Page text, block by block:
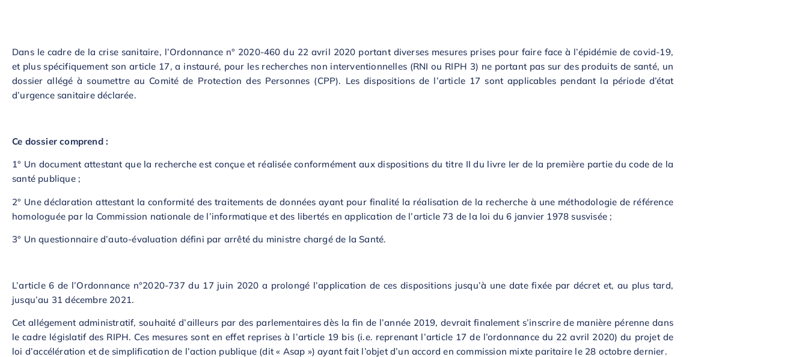
Dans le cadre de la crise sanitaire, l’Ordonnance n° 2020-460 du 22 avril 2020 portant diverses mesures prises pour faire face à l’épidémie de covid-19,
et plus spécifiquement son article 17, a instauré, pour les recherches non interventionnelles (RNI ou RIPH 3) ne portant pas sur des produits de santé, un
dossier allégé à soumettre au Comité de Protection des Personnes (CPP). Les dispositions de l’article 17 sont applicables pendant la période d’état
d’urgence sanitaire déclarée.
Ce dossier comprend :
1° Un document attestant que la recherche est conçue et réalisée conformément aux dispositions du titre II du livre Ier de la première partie du code de la
santé publique ;
2° Une déclaration attestant la conformité des traitements de données ayant pour finalité la réalisation de la recherche à une méthodologie de référence
homologuée par la Commission nationale de l’informatique et des libertés en application de l’article 73 de la loi du 6 janvier 1978 susvisée ;
3° Un questionnaire d’auto-évaluation défini par arrêté du ministre chargé de la Santé.
L’article 6 de l’Ordonnance n°2020-737 du 17 juin 2020 a prolongé l’application de ces dispositions jusqu’à une date fixée par décret et, au plus tard,
jusqu’au 31 décembre 2021.
Cet allégement administratif, souhaité d’ailleurs par des parlementaires dès la fin de l’année 2019, devrait finalement s’inscrire de manière pérenne dans
le cadre législatif des RIPH. Ces mesures sont en effet reprises à l’article 19 bis (i.e. reprenant l’article 17 de l’ordonnance du 22 avril 2020) du projet de
loi d’accélération et de simplification de l’action publique (dit « Asap ») ayant fait l’objet d’un accord en commission mixte paritaire le 28 octobre dernier.